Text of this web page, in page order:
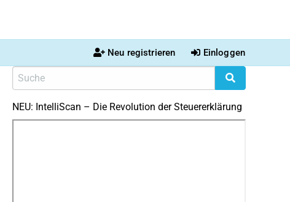
Neu registrieren Einloggen
NEU: IntelliScan – Die Revolution der Steuererklärung